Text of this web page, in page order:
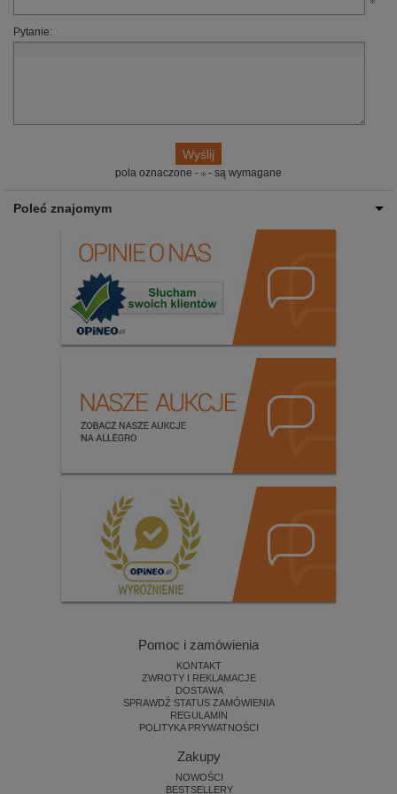
Pytanie:
pola oznaczone - - są wymagane
Poleć znajomym
Pomoc i zamówienia
KONTAKT
ZWROTY I REKLAMACJE
DOSTAWA
SPRAWDŹ STATUS ZAMÓWIENIA
REGULAMIN
POLITYKA PRYWATNOŚCI
Zakupy
NOWOŚCI
BESTSELLERY